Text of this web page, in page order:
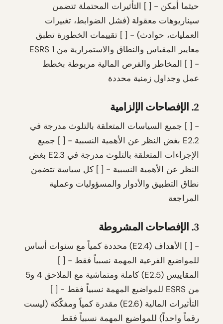
حيثما أمكن - [ ] التأثيرات المحتملة تتضمن
سيناريوهات معقولة (فشل الضوابط، تغييرات
العمليات، حوادث) - [ ] تقييمات الخطورة تطبق
معايير المقياس والنطاق والاستمرارية من ESRS 1
- [ ] المخاطر والفرص المالية مربوطة بخطط
عمل وجداول زمنية محددة
2. الإفصاحات الإلزامية
- [ ] جميع السياسات المتعلقة بالتلوث مدرجة في
E2.2 بغض النظر عن الأهمية النسبية - [ ] جميع
الإجراءات المتعلقة بالتلوث مدرجة في E2.3 بغض
النظر عن الأهمية النسبية - [ ] كل سياسة تتضمن
نطاق التطبيق والأدوار والمسؤوليات وعملية
المراجعة
3. الإفصاحات المشروطة
- [ ] الأهداف (E2.4) محددة كمياً مع سنوات أساس
للمواضيع الفرعية المهمة نسبياً فقط - [ ]
المقاييس (E2.5) كاملة ومتماشية مع الملاحق 4 و5
من ESRS للمواضيع المهمة نسبياً فقط - [ ]
التأثيرات المالية (E2.6) مقدرة كمياً ومفكّكة (ليست
رقماً واحداً) للمواضيع المهمة نسبياً فقط